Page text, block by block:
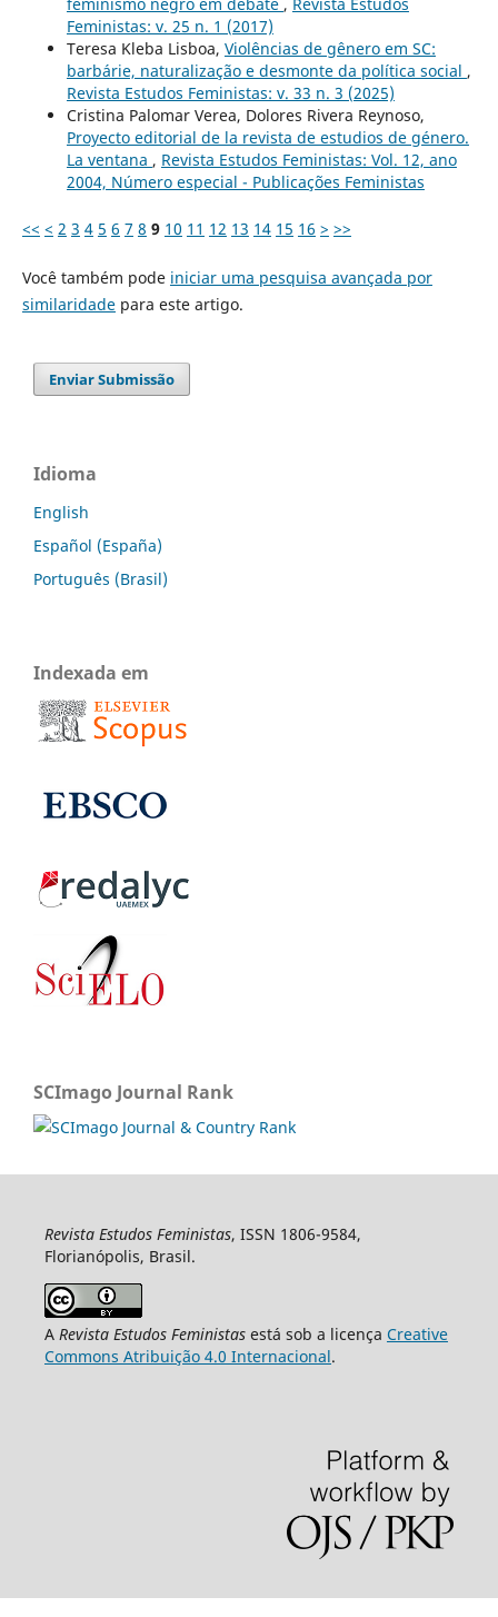
Feministas: v. 25 n. 1 (2017)
Teresa Kleba Lisboa, Violências de gênero em SC:
barbárie, naturalização e desmonte da política social ,
Revista Estudos Feministas: v. 33 n. 3 (2025)
Cristina Palomar Verea, Dolores Rivera Reynoso,
Proyecto editorial de la revista de estudios de género.
La ventana , Revista Estudos Feministas: Vol. 12, ano
2004, Número especial - Publicações Feministas
<< < 2 3 4 5 6 7 8 9 10 11 12 13 14 15 16 > >>
Você também pode iniciar uma pesquisa avançada por
similaridadepara este artigo.
Enviar Submissão
Idioma
English
Español (España)
Português (Brasil)
Indexada em
SCImago Journal Rank
Revista Estudos Feministas, ISSN 1806-9584,
Florianópolis, Brasil.
A Revista Estudos Feministasestá sob a licença Creative
Commons Atribuição 4.0 Internacional.